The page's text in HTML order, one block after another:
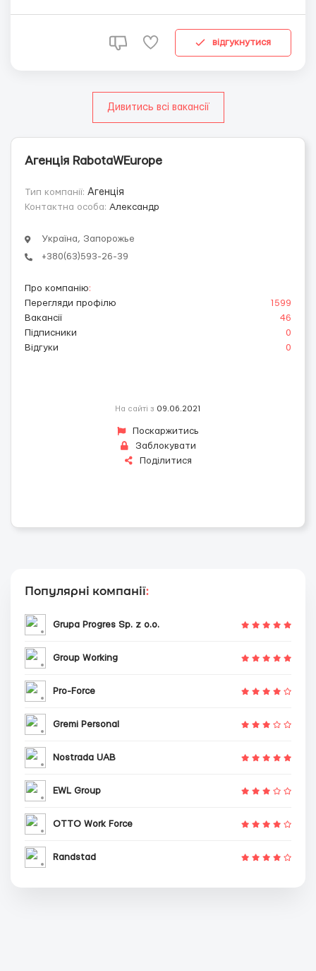
регулярные выплаты Описание: Работа происходит н...
відгукнутися
Дивитись всі вакансії
Агенція RabotaWEurope
Тип компанії: Агенція
Контактна особа: Александр
Україна, Запорожье
+380(63)593-26-39
Про компанію:
Перегляди профілю
1599
Вакансії
46
Підписники
0
Відгуки
0
На сайті з 09.06.2021
Поскаржитись
Заблокувати
Поділитися
Популярні компанії:
Grupa Progres Sp. z o.o.
Group Working
Pro-Force
Gremi Personal
Nostrada UAB
EWL Group
OTTO Work Force
Randstad